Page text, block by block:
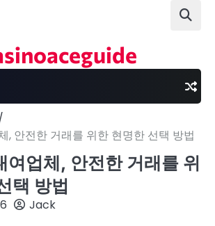
, 안전한 거래를 위한 현명한 선택 방법
여업체, 안전한 거래를 위
택 방법
Jack